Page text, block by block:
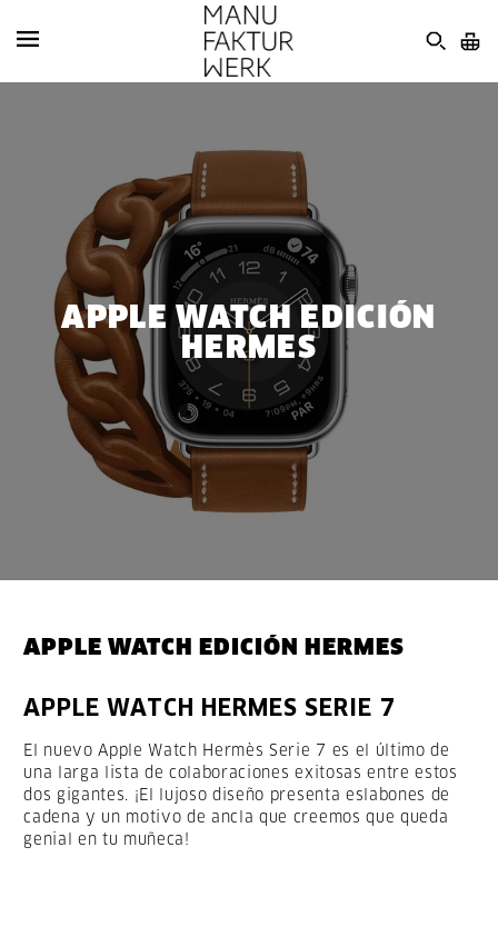
APPLE WATCH EDICIÓN
HERMES
APPLE WATCH EDICIÓN HERMES
APPLE WATCH HERMES SERIE 7
El nuevo Apple Watch Hermès Serie 7 es el último de
una larga lista de colaboraciones exitosas entre estos
dos gigantes. ¡El lujoso diseño presenta eslabones de
cadena y un motivo de ancla que creemos que queda
genial en tu muñeca!